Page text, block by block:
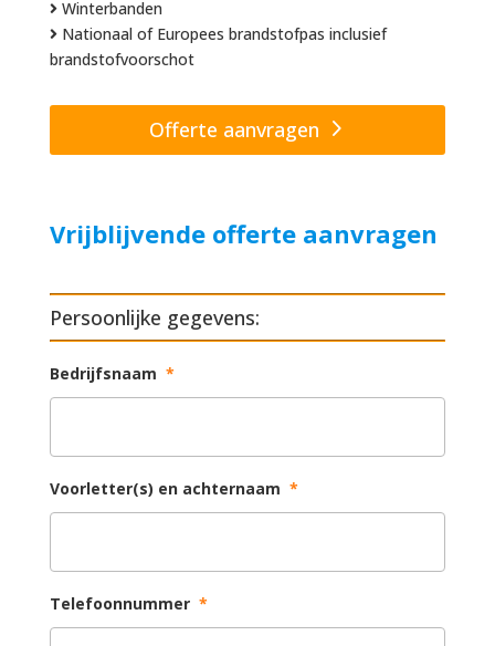
Winterbanden
Nationaal of Europees brandstofpas inclusief
brandstofvoorschot
Offerte aanvragen
Vrijblijvende offerte aanvragen
Persoonlijke gegevens:
Bedrijfsnaam *
Voorletter(s) en achternaam *
Telefoonnummer *